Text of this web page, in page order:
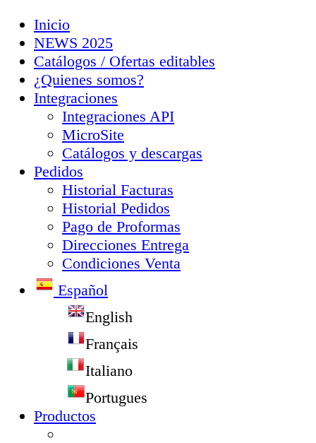
Inicio
NEWS 2025
Catálogos / Ofertas editables
¿Quienes somos?
Integraciones
Integraciones API
MicroSite
Catálogos y descargas
Pedidos
Historial Facturas
Historial Pedidos
Pago de Proformas
Direcciones Entrega
Condiciones Venta
Español
English
Français
Italiano
Portugues
Productos